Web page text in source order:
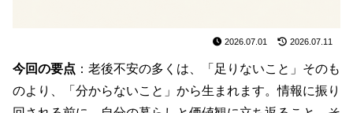
2026.07.01 2026.07.11
今回の要点 ：老後不安の多くは、「足りないこと」そのも
のより、「分からないこと」から生まれます。情報に振り